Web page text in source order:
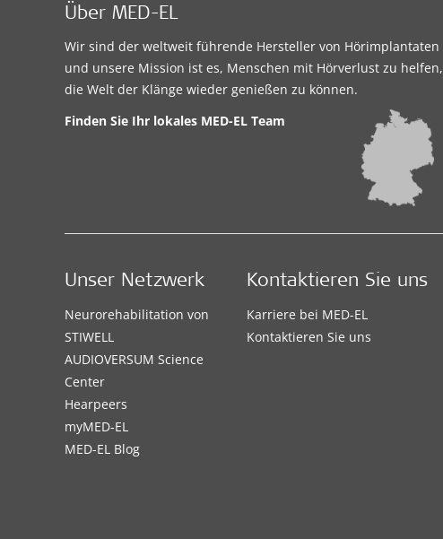
Über MED-EL
Wir sind der weltweit führende Hersteller von Hörimplantaten
und unsere Mission ist es, Menschen mit Hörverlust zu helfen,
die Welt der Klänge wieder genießen zu können.
Finden Sie Ihr lokales MED-EL Team
Unser Netzwerk
Neurorehabilitation von
STIWELL
AUDIOVERSUM Science
Center
Hearpeers
myMED‑EL
MED-EL Blog
Kontaktieren Sie uns
Karriere bei MED-EL
Kontaktieren Sie uns